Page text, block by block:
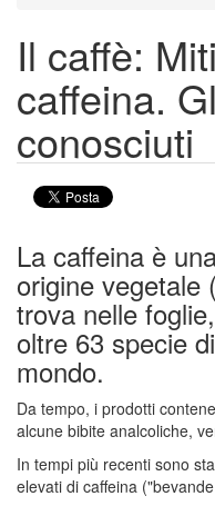
Il caffè:
caffeina.
conosciuti
La caffeina è
origine vegetale
trova nelle
oltre 63 specie
mondo.
Da tempo, i prodotti
alcune bibite analcoliche,
In tempi più recenti sono
elevati di caffeina